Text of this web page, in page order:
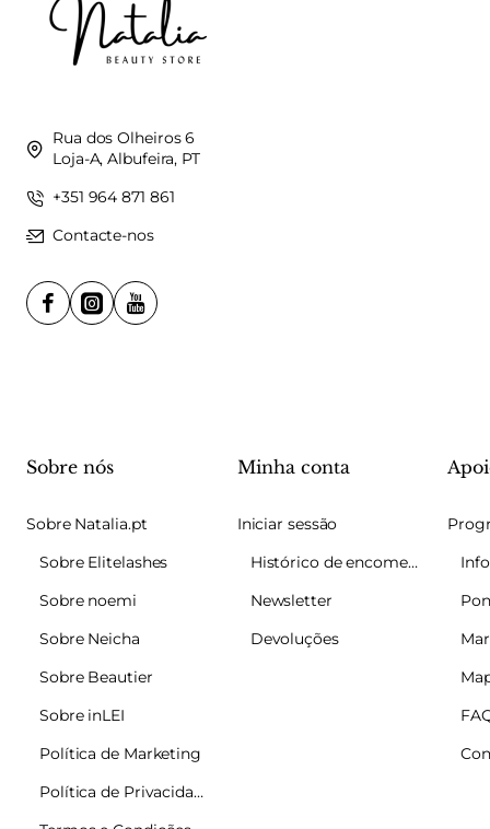
Rua dos Olheiros 6
Loja-A, Albufeira, PT
+351 964 871 861
Contacte-nos
Sobre nós
Sobre Natalia.pt
Sobre Elitelashes
Sobre noemi
Sobre Neicha
Sobre Beautier
Sobre inLEI
Política de Marketing
Política de Privacidade
Minha conta
Iniciar sessão
Histórico de encomendas
Newsletter
Devoluções